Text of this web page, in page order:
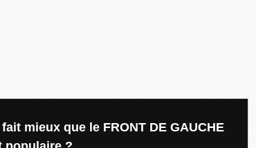
mieux que le FRONT DE GAUCHE